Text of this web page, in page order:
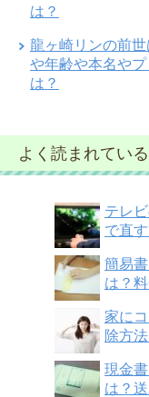
は？
龍ヶ崎リンの前
や年齢や本名や
は？
よく読まれてい
テレ
で直
簡易
は？
家に
除方
現金
は？